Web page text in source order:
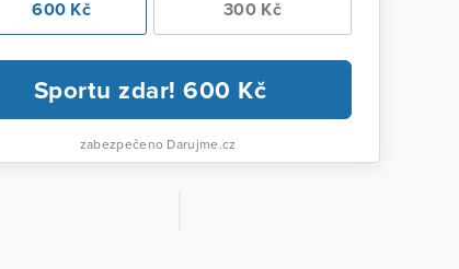
600 Kč 300 Kč
Sportu zdar!600 Kč
zabezpečeno Darujme.cz